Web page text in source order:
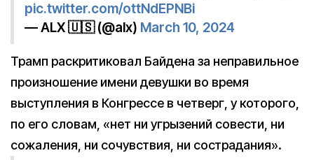
pic.twitter.com/ottNdEPNBi
— ALX 🇺🇸 (@alx) March 10, 2024
Трамп раскритиковал Байдена за неправильное
произношение имени девушки во время
выступления в Конгрессе в четверг, у которого,
по его словам, «нет ни угрызений совести, ни
сожаления, ни сочувствия, ни сострадания».